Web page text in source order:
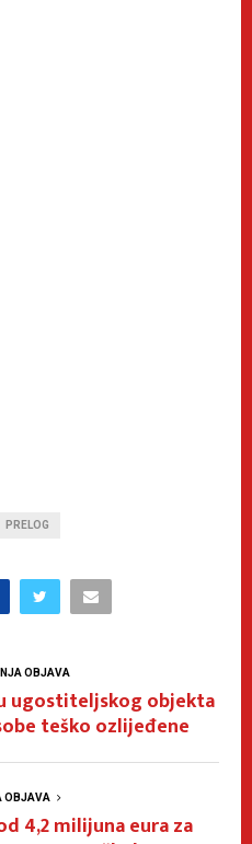
PRELOG
OBJAVA
ugostiteljskog objekta
teško ozlijeđene
OBJAVA
4,2 milijuna eura za